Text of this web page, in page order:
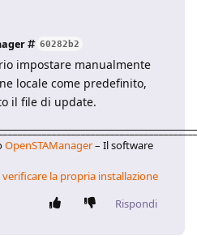
60282b2
impostare manualmente
locale come predefinito,
il file di update.
OpenSTAManager– Il software
verificare la propria installazione
Rispondi